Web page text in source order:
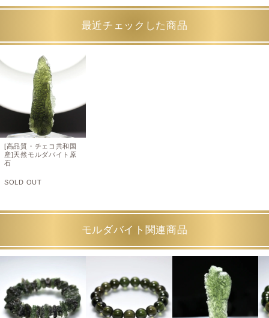
最近チェックした商品
[高品質・チェコ共和国
産]天然モルダバイト原
石
SOLD OUT
モルダバイト関連商品